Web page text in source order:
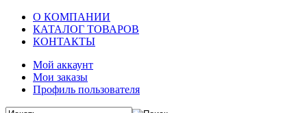
О КОМПАНИИ
КАТАЛОГ ТОВАРОВ
КОНТАКТЫ
Мой аккаунт
Мои заказы
Профиль пользователя